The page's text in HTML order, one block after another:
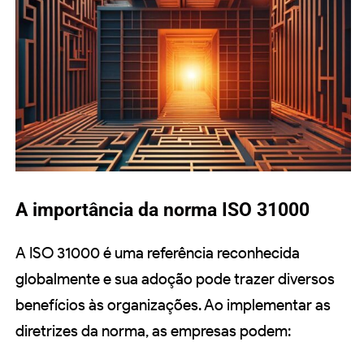
A importância da norma ISO 31000
A ISO 31000 é uma referência reconhecida
globalmente e sua adoção pode trazer diversos
benefícios às organizações. Ao implementar as
diretrizes da norma, as empresas podem: